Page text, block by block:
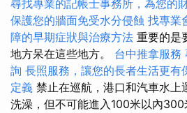
尋找專業的記帳士事務所，為您的
保護您的牆面免受水分侵蝕 找專業
障的早期症狀與治療方法 重要的是
地方呆在這些地方。 台中推拿服務
詢 長照服務，讓您的長者生活更有
定義 禁止在巡航，港口和汽車水上
洗澡，但不可能進入100米以內